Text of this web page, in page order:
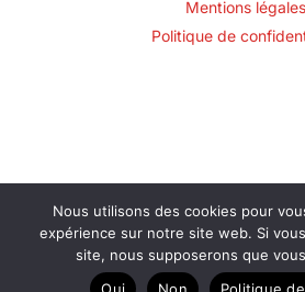
Mentions légales
Politique de
Nous utilisons des cookies pour
expérience sur notre site web. Si
site, nous supposerons que
Oui
Non Politique